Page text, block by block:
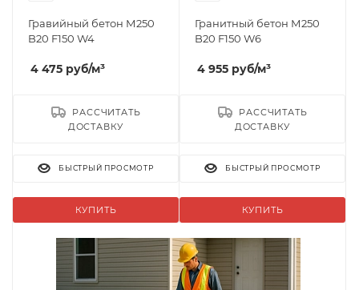
Гравийный бетон М250
B20 F150 W4
4 475 руб/м³
КУПИТЬ
РАССЧИТАТЬ
ДОСТАВКУ
БЫСТРЫЙ ПРОСМОТР
Гранитный бетон М250
B20 F150 W6
4 955 руб/м³
КУПИТЬ
РАССЧИТАТЬ
ДОСТАВКУ
БЫСТРЫЙ ПРОСМОТР